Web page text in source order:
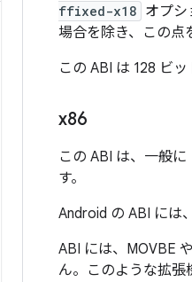
ffixed-x18 オプシ
場合を除き、この点
この ABI は 128 ビッ
x86
この ABI は、一般
す。
Android の ABI には
ABI には、MOVBE
ん。このような拡